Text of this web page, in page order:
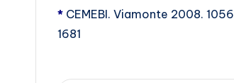
* CEMEBI. Viamonte 2008.
1681